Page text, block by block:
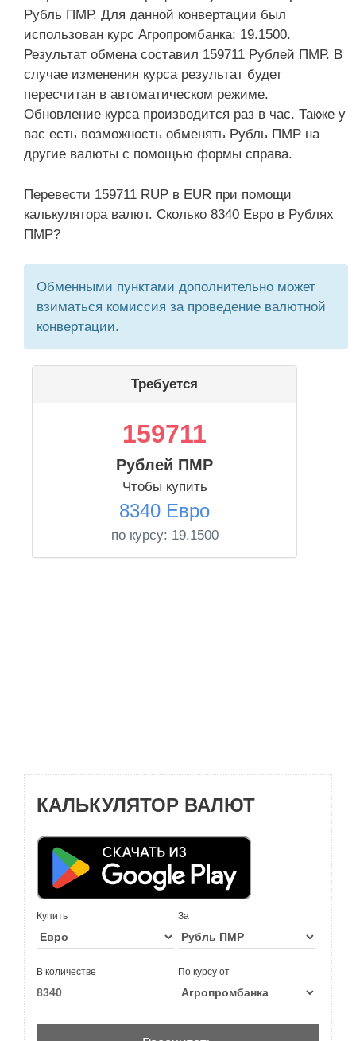
Рубль ПМР. Для данной конвертации был
использован курс Агропромбанка: 19.1500.
Результат обмена составил 159711 Рублей ПМР. В
случае изменения курса результат будет
пересчитан в автоматическом режиме.
Обновление курса производится раз в час. Также у
вас есть возможность обменять Рубль ПМР на
другие валюты с помощью формы справа.
Перевести 159711 RUP в EUR при помощи
калькулятора валют. Сколько 8340 Евро в Рублях
ПМР?
Обменными пунктами дополнительно может
взиматься комиссия за проведение валютной
конвертации.
Требуется
159711
Рублей ПМР
Чтобы купить
8340 Евро
по курсу: 19.1500
КАЛЬКУЛЯТОР ВАЛЮТ
Купить За
В количестве По курсу от